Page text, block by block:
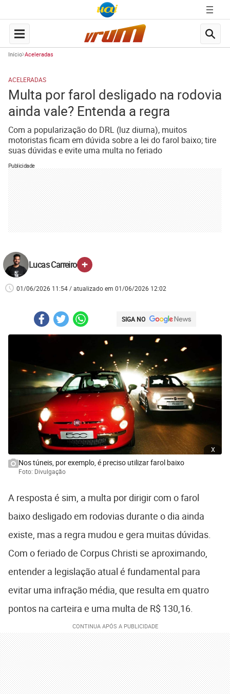
Início Aceleradas
ACELERADAS
Multa por farol desligado na rodovia
ainda vale? Entenda a regra
Com a popularização do DRL (luz diurna), muitos
motoristas ficam em dúvida sobre a lei do farol baixo; tire
suas dúvidas e evite uma multa no feriado
Publicidade
Lucas Carreiro +
01/06/2026 11:54 / atualizado em 01/06/2026 12:02
SIGA NO
x
Nos túneis, por exemplo, é preciso utilizar farol baixo
Foto: Divulgação
A resposta é sim, a multa por dirigir com o farol
baixo desligado em rodovias durante o dia ainda
existe, mas a regra mudou e gera muitas dúvidas.
Com o feriado de Corpus Christi se aproximando,
entender a legislação atual é fundamental para
evitar uma infração média, que resulta em quatro
pontos na carteira e uma multa de R$ 130,16.